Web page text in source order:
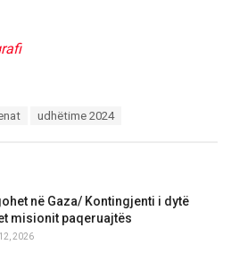
udhëtime 2024
në Gaza/ Kontingjenti i dytë
misionit paqeruajtës
2026